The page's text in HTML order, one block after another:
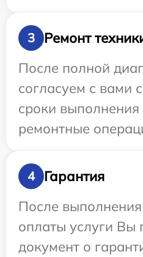
3
Ремонт
После полной
согласуем с вами
сроки
ремонтные
4
Гарантия
После
оплаты услуги Вы
документ о